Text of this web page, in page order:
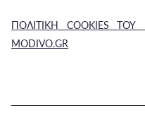
ΠΟΛΙΤΙΚΗ COOKIES
MODIVO.GR